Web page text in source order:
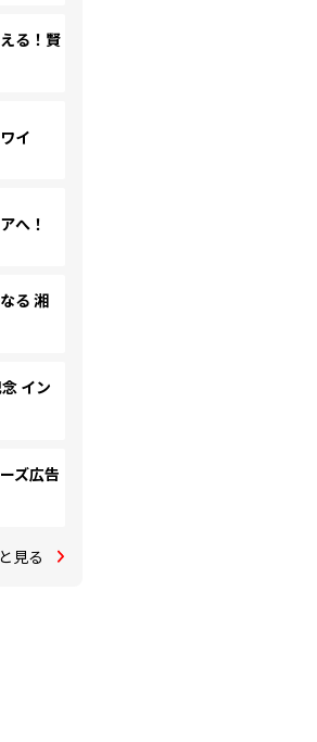
る！賢
イ
へ！
る 湘
イン
ズ広告
見る